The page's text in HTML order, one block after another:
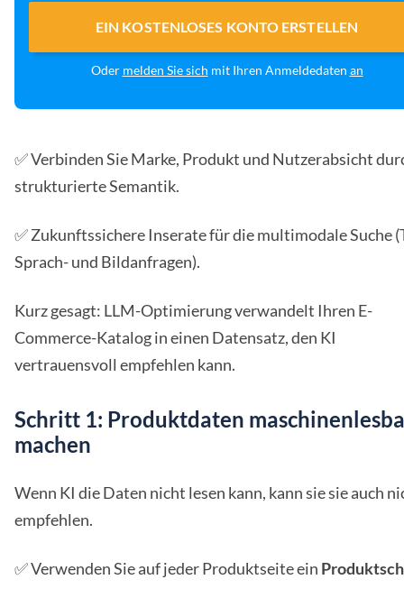
EIN KOSTENLOSES KONTO ERSTELLEN
Oder melden Sie sich mit Ihren Anmeldedaten an
✅ Verbinden Sie Marke, Produkt und Nutzerabsicht
strukturierte Semantik.
✅ Zukunftssichere Inserate für die multimodale Suche
Sprach- und Bildanfragen).
Kurz gesagt: LLM-Optimierung verwandelt Ihren E-
Commerce-Katalog in einen Datensatz, den KI
vertrauensvoll empfehlen kann.
Schritt 1: Produktdaten
machen
Wenn KI die Daten nicht lesen kann, kann sie sie auch
empfehlen.
✅ Verwenden Sie auf jeder Produktseite ein